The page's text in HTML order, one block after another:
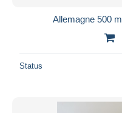
Allemagne 500
Status